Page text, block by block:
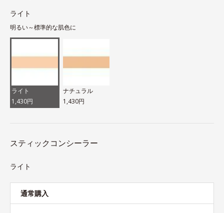
ライト
明るい～標準的な肌色に
ライト
1,430円
ナチュラル
1,430円
スティックコンシーラー
ライト
通常購入